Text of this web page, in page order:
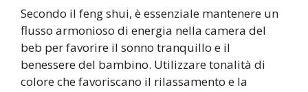
Secondo il feng shui, è essenziale mantenere un
flusso armonioso di energia nella camera del
beb per favorire il sonno tranquillo e il
benessere del bambino. Utilizzare tonalità di
colore che favoriscano il rilassamento e la